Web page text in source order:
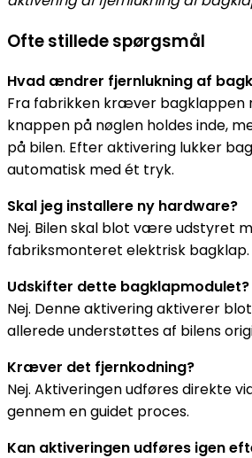
Ofte stillede spørgsmål
Hvad ændrer fjernlukning af
Fra fabrikken kræver bagklappen
knappen på nøglen holdes inde,
på bilen. Efter aktivering lukker
automatisk med ét tryk.
Skal jeg installere ny hardware?
Nej. Bilen skal blot være udstyret
fabriksmonteret elektrisk bagklap.
Udskifter dette bagklapmodulet?
Nej. Denne aktivering aktiverer
allerede understøttes af bilens
Kræver det fjernkodning?
Nej. Aktiveringen udføres direkte
gennem en guidet proces.
Kan aktiveringen udføres igen